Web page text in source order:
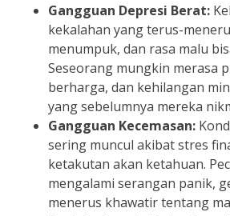
Gangguan Depresi Berat:
kekalahan yang terus-
menumpuk, dan rasa malu
Seseorang mungkin merasa
berharga, dan kehilangan
yang sebelumnya mereka
Gangguan Kecemasan:
sering muncul akibat stres
ketakutan akan ketahuan.
mengalami serangan panik,
menerus khawatir tentang